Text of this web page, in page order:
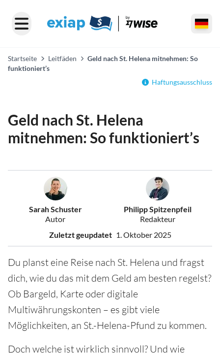
Startseite Leitfäden
Geld nach St. Helena mitnehmen: So
funktioniert’s
Haftungsausschluss
Geld nach St. Helena
mitnehmen: So funktioniert’s
Sarah Schuster
Autor
Philipp Spitzenpfeil
Redakteur
Zuletzt geupdatet 1. Oktober 2025
Du planst eine Reise nach St. Helena und fragst
dich, wie du das mit dem Geld am besten regelst?
Ob Bargeld, Karte oder digitale
Multiwährungskonten – es gibt viele
Möglichkeiten, an St.-Helena-Pfund zu kommen.
Doch welche ist wirklich sinnvoll? Und wie